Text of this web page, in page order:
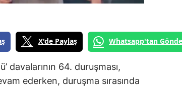
X'de Paylaş Whatsapp'tan
davalarının 64. duruşması,
ederken, duruşma sırasında